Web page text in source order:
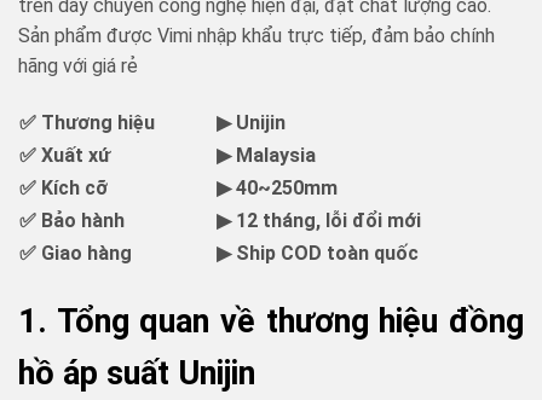
trên dây chuyền công nghệ hiện đại, đạt chất lượng cao.
Sản phẩm được Vimi nhập khẩu trực tiếp, đảm bảo chính
hãng với giá rẻ
✅ Thương hiệu
▶ Unijin
✅ Xuất xứ
▶ Malaysia
✅ Kích cỡ
▶ 40~250mm
✅ Bảo hành
▶ 12 tháng, lỗi đổi mới
✅ Giao hàng
▶ Ship COD toàn quốc
1. Tổng quan về thương hiệu đồng
hồ áp suất Unijin